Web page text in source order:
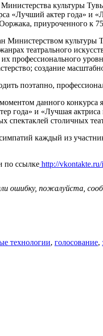
культуры
«Лучший актер года» и
приуроченного к
Министерством
театрального
профессионального
создание
поэтапно,
данного конкурса
года» и «Лучшая
спектаклей столичных
каждый из
по ссылке http://
ошибку, пожалуйста,
технологии, голосование,